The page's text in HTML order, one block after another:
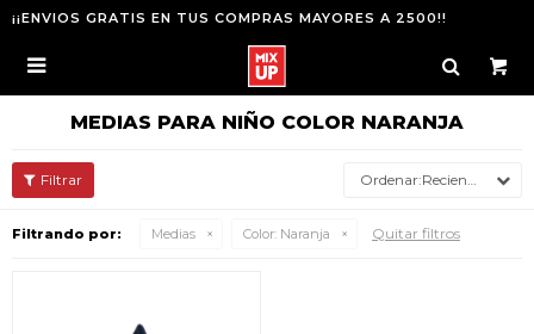
¡¡ENVIOS GRATIS EN TUS COMPRAS MAYORES A 2500!!

MEDIAS PARA NIÑO COLOR NARANJA
Recientes
Filtrando por: Medias Color: Naranja Quitar filtros